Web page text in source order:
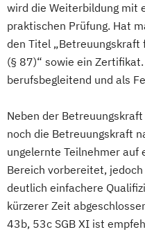
wird die Weiterbildung mit
praktischen Prüfung. Hat
den Titel
(§ 87)“ sowie ein
berufsbegleitend und als
Neben der
noch die Betreuungskraft
ungelernte Teilnehmer auf
Bereich vorbereitet,
deutlich einfachere
kürzerer Zeit
43b, 53c SGB XI ist